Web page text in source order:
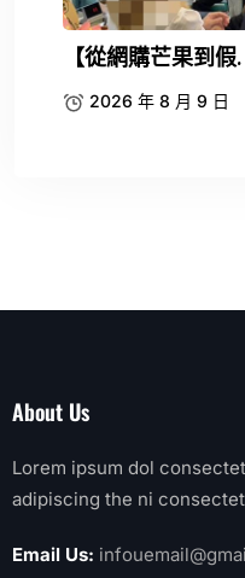
【從網購芒果到假.
2026 年 8 月 9 日
About Us
Lorem ipsum dol
adipiscing the ni
Email Us: